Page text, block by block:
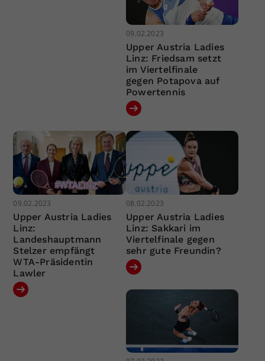
09.02.2023
Upper Austria Ladies
Linz: Friedsam setzt
im Viertelfinale
gegen Potapova auf
Powertennis
09.02.2023
Upper Austria Ladies
Linz:
Landeshauptmann
Stelzer empfängt
WTA-Präsidentin
Lawler
08.02.2023
Upper Austria Ladies
Linz: Sakkari im
Viertelfinale gegen
sehr gute Freundin?